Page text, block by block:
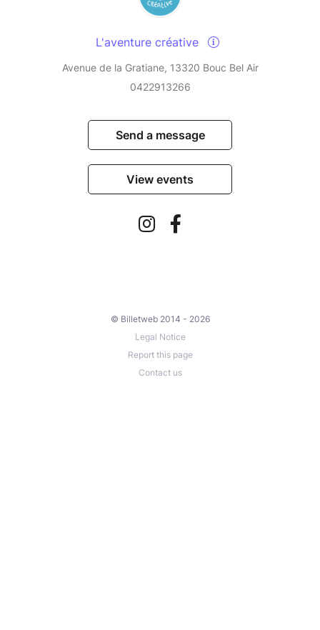
L'aventure créative
Avenue de la Gratiane, 13320 Bouc Bel Air
0422913266
Send a message
View events
© Billetweb 2014 - 2026
Legal Notice
Report this page
Contact us